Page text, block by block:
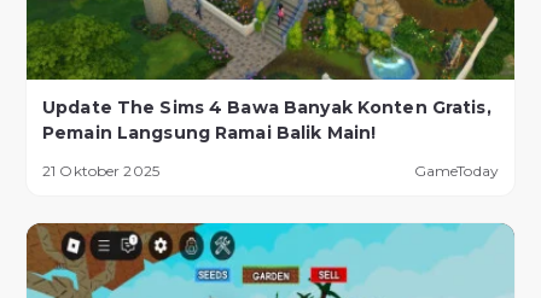
Update The Sims 4 Bawa Banyak Konten Gratis,
Pemain Langsung Ramai Balik Main!
21 Oktober 2025 GameToday